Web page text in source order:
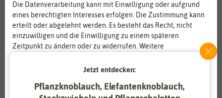
Die Datenverarbeitung kann mit Einwilligung oder aufgrund
eines berechtigten Interesses erfolgen. Die Zustimmung kann
erteilt oder abgelehnt werden. Es besteht das Recht, nicht
einzuwilligen und die Einwilligung zu einem späteren
Zeitpunkt zu ändern oder zu widerrufen. Weitere
Informationen zur Verwendung personenbezogener Daten und
den Diensten erklären wir in unsererDaten­schutz­erklärung
Essenziell Statistik
Jetzt entdecken:
Pflanzknoblauch, Elefantenknoblauch,